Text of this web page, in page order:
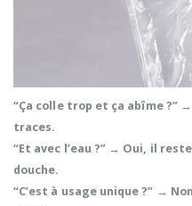
“Ça colle trop et ça abîme ?”→
traces.
“Et avec l’eau ?” → Oui, il
douche.
“C’est à usage unique ?” →